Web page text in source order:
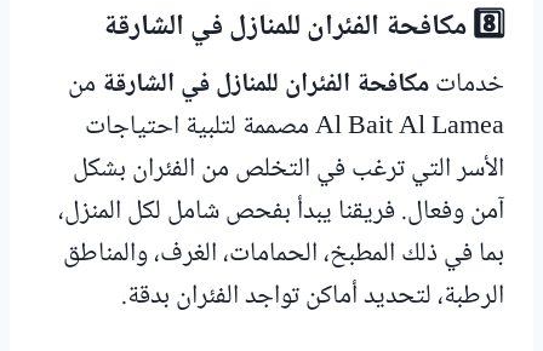
8️⃣ مكافحة الفئران للمنازل في الشارقة
خدماتمكافحة الفئران للمنازل في الشارقة من
Al Bait Al Lamea مصممة لتلبية احتياجات
الأسر التي ترغب في التخلص من الفئران بشكل
آمن وفعال. فريقنا يبدأ بفحص شامل لكل المنزل،
بما في ذلك المطبخ، الحمامات، الغرف، والمناطق
الرطبة، لتحديد أماكن تواجد الفئران بدقة.